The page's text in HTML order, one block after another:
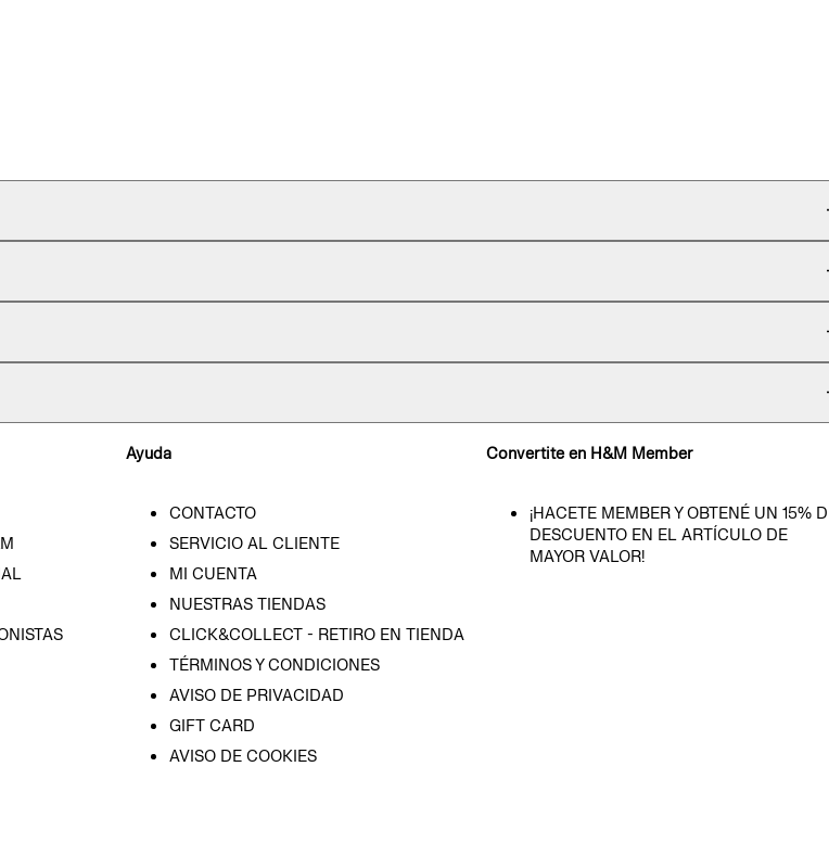
Ayuda
CONTACTO
SERVICIO AL CLIENTE
MI CUENTA
NUESTRAS TIENDAS
CLICK&COLLECT - RETIRO EN TIENDA
TÉRMINOS Y CONDICIONES
AVISO DE PRIVACIDAD
GIFT CARD
AVISO DE COOKIES
Convertite en H&M Member
¡HACETE MEMBER Y OBTENÉ UN 15%
DESCUENTO EN EL ARTÍCULO DE
MAYOR VALOR!